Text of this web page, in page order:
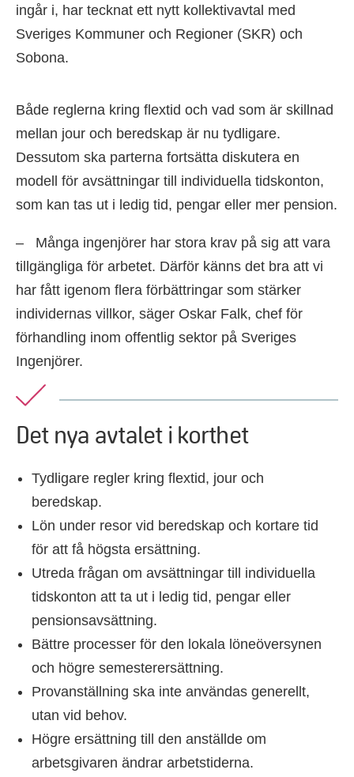
ingår i, har tecknat ett nytt kollektivavtal med
Sveriges Kommuner och Regioner (SKR) och
Sobona.
Både reglerna kring flextid och vad som är skillnad
mellan jour och beredskap är nu tydligare.
Dessutom ska parterna fortsätta diskutera en
modell för avsättningar till individuella tidskonton,
som kan tas ut i ledig tid, pengar eller mer pension.
– Många ingenjörer har stora krav på sig att vara
tillgängliga för arbetet. Därför känns det bra att vi
har fått igenom flera förbättringar som stärker
individernas villkor, säger Oskar Falk, chef för
förhandling inom offentlig sektor på Sveriges
Ingenjörer.
Det nya avtalet i korthet
Tydligare regler kring flextid, jour och
beredskap.
Lön under resor vid beredskap och kortare tid
för att få högsta ersättning.
Utreda frågan om avsättningar till individuella
tidskonton att ta ut i ledig tid, pengar eller
pensionsavsättning.
Bättre processer för den lokala löneöversynen
och högre semesterersättning.
Provanställning ska inte användas generellt,
utan vid behov.
Högre ersättning till den anställde om
arbetsgivaren ändrar arbetstiderna.